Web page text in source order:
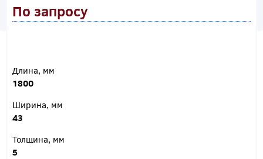
По запросу
Длина, мм
1800
Ширина, мм
43
Толщина, мм
5